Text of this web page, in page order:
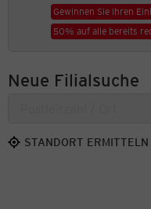
Gewinnen Sie Ihren
50% auf alle bereits
Neue Filialsuche
STANDORT ERMITTELN